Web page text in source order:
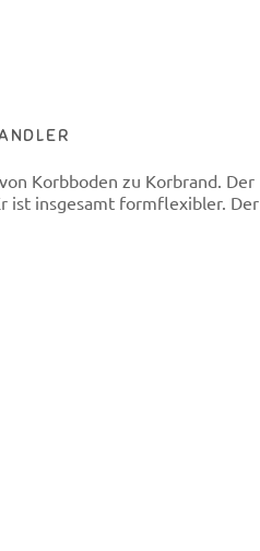
Korbboden zu Korbrand. Der
ist insgesamt formflexibler. Der